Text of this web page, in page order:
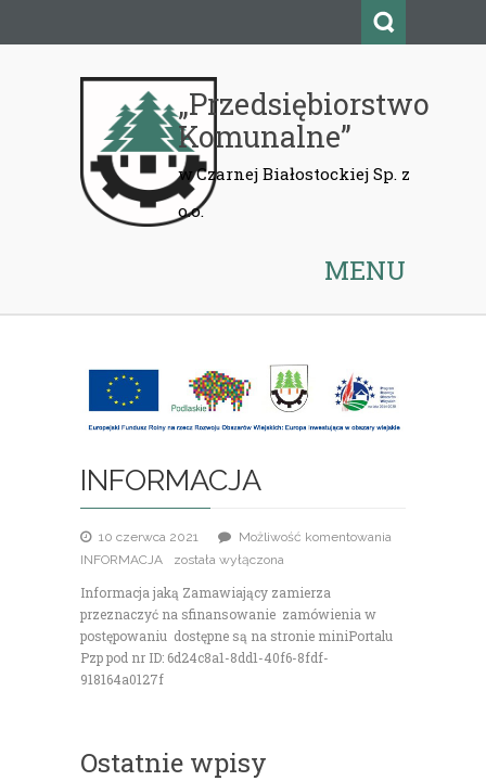
„Przedsiębiorstwo
Komunalne”
MENU
INFORMACJA
10 czerwca 2021
Możliwość komentowania
INFORMACJA
została wyłączona
Informacja jaką Zamawiający zamierza
przeznaczyć na sfinansowanie zamówienia w
postępowaniu dostępne są na stronie miniPortalu
Pzp pod nr ID: 6d24c8a1-8dd1-40f6-8fdf-
918164a0127f
Ostatnie wpisy